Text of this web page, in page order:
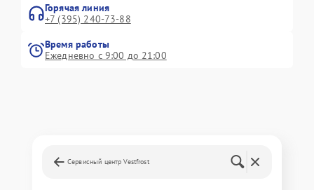
Горячая линия
+7 (395) 240-73-88
Время работы
Ежедневно с 9:00 до 21:00
Сервисный центр Vestfrost